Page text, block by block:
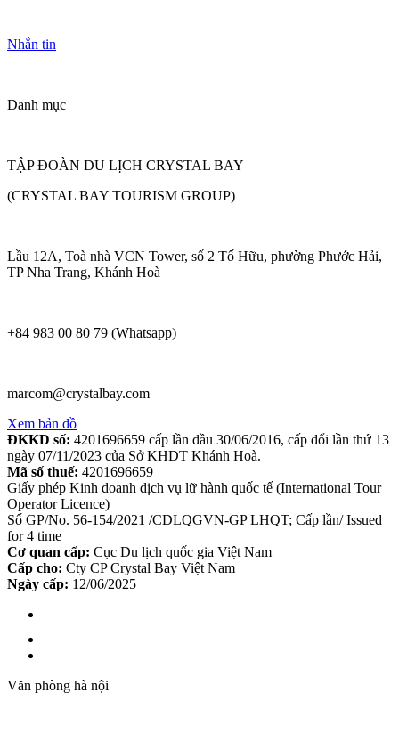
Nhắn tin
Danh mục
TẬP ĐOÀN DU LỊCH CRYSTAL BAY
(CRYSTAL BAY TOURISM GROUP)
Lầu 12A, Toà nhà VCN Tower, số 2 Tố Hữu, phường Phước Hải,
TP Nha Trang, Khánh Hoà
+84 983 00 80 79 (Whatsapp)
marcom@crystalbay.com
Xem bản đồ
ĐKKD số: 4201696659 cấp lần đầu 30/06/2016, cấp đổi lần thứ 13
ngày 07/11/2023 của Sở KHDT Khánh Hoà.
Mã số thuế: 4201696659
Giấy phép Kinh doanh dịch vụ lữ hành quốc tế (International Tour
Operator Licence)
Số GP/No. 56-154/2021 /CDLQGVN-GP LHQT; Cấp lần/ Issued
for 4 time
Cơ quan cấp: Cục Du lịch quốc gia Việt Nam
Cấp cho: Cty CP Crystal Bay Việt Nam
Ngày cấp: 12/06/2025
Văn phòng hà nội